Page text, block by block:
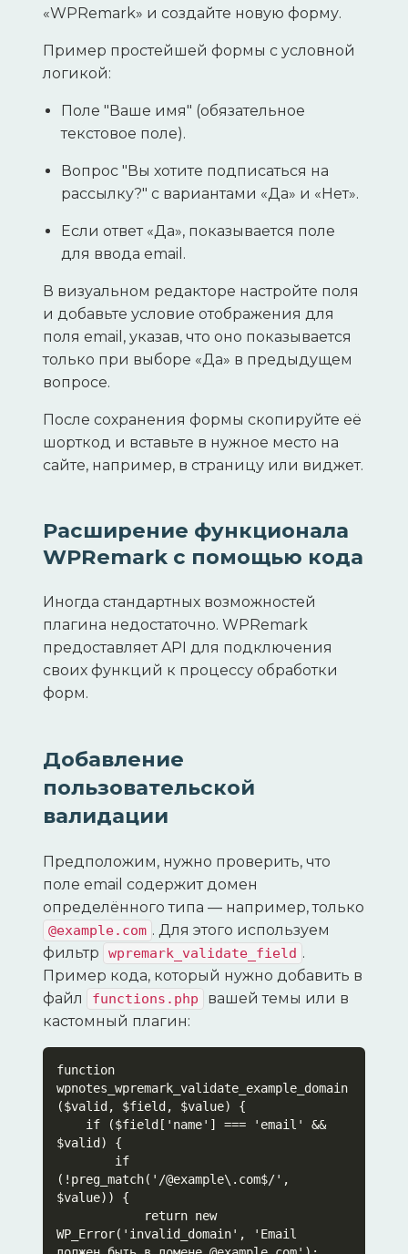
«WPRemark» и создайте новую форму.
Пример простейшей формы с условной
логикой:
Поле "Ваше имя" (обязательное
текстовое поле).
Вопрос "Вы хотите подписаться на
рассылку?" с вариантами «Да» и «Нет».
Если ответ «Да», показывается поле
для ввода email.
В визуальном редакторе настройте поля
и добавьте условие отображения для
поля email, указав, что оно показывается
только при выборе «Да» в предыдущем
вопросе.
После сохранения формы скопируйте её
шорткод и вставьте в нужное место на
сайте, например, в страницу или виджет.
Расширение функционала
WPRemark с помощью кода
Иногда стандартных возможностей
плагина недостаточно. WPRemark
предоставляет API для подключения
своих функций к процессу обработки
форм.
Добавление
пользовательской
валидации
Предположим, нужно проверить, что
поле email содержит домен
определённого типа — например, только
@example.com . Для этого используем
фильтр
wpremark_validate_field .
Пример кода, который нужно добавить в
файл
functions.php
вашей темы или в
кастомный плагин:
function
wpnotes_wpremark_validate_example_domain
($valid, $field, $value) {
$valid) {
(!preg_match('/@example\.com$/',
$value)) {
WP_Error('invalid_domain', 'Email